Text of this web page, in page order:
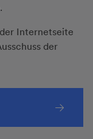
Internetseite
der